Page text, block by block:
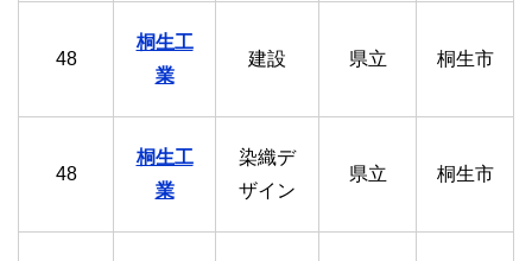
48
桐生工
業
建設 県立 桐生市
48
桐生工
業
染織デ
ザイン
県立 桐生市